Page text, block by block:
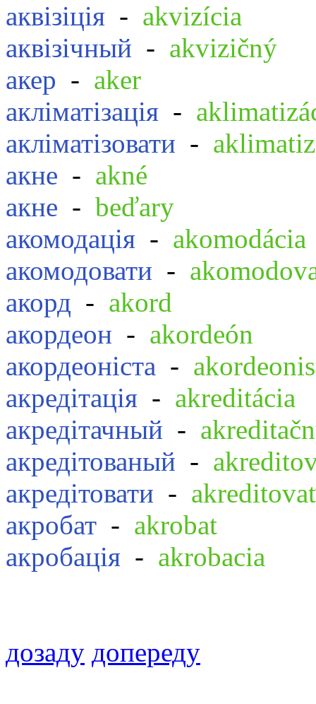
аквізіція - akvizícia
аквізічный - akvizičný
акер - aker
акліматізація -
акліматізовати -
акне - akné
акне - beďary
акомодація - akomodácia
акомодовати -
акорд - akord
акордеон - akordeón
акордеоніста -
акредітація - akreditácia
акредітачный -
акредітованый -
акредітовати -
акробат - akrobat
акробація - akrobacia
дозаду допереду